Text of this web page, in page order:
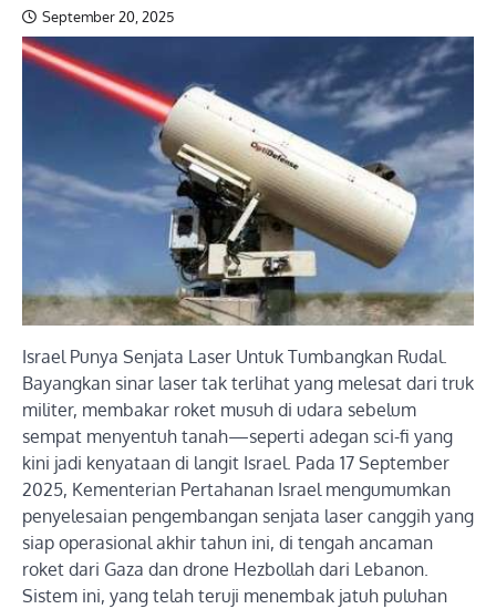
September 20, 2025
Israel Punya Senjata Laser Untuk Tumbangkan Rudal.
Bayangkan sinar laser tak terlihat yang melesat dari truk
militer, membakar roket musuh di udara sebelum
sempat menyentuh tanah—seperti adegan sci-fi yang
kini jadi kenyataan di langit Israel. Pada 17 September
2025, Kementerian Pertahanan Israel mengumumkan
penyelesaian pengembangan senjata laser canggih yang
siap operasional akhir tahun ini, di tengah ancaman
roket dari Gaza dan drone Hezbollah dari Lebanon.
Sistem ini, yang telah teruji menembak jatuh puluhan